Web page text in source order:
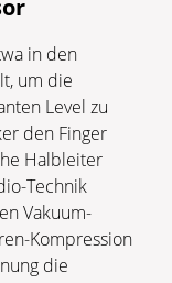
in den
um die
Level zu
den Finger
Halbleiter
Technik
Vakuum-
Kompression
die